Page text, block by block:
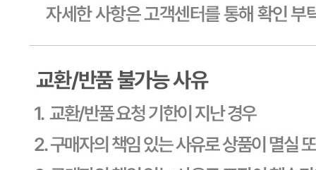
소비자 상담 관련 전화번호
1588-6967
판매자명
CJ프레시웨이
1588-6967
배송비